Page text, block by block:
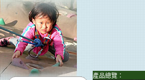
產品總覽：